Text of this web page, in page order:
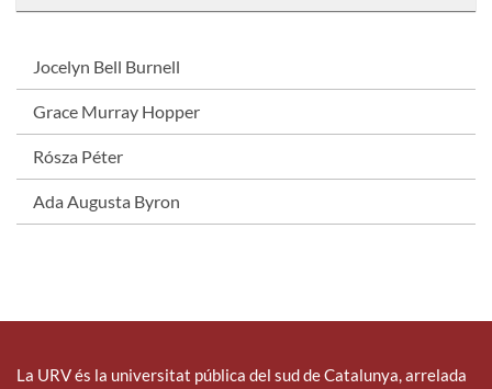
Jocelyn Bell Burnell
Grace Murray Hopper
Rósza Péter
Ada Augusta Byron
La URV és la universitat pública del sud de Catalunya, arrelada